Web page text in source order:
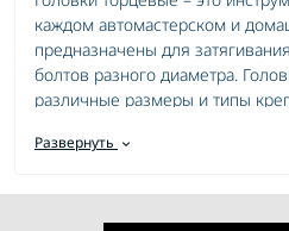
каждом автомастерском и
предназначены для
болтов разного диаметра.
различные размеры и типы
гайковертами, торцевыми
Головки тысячиев могут быть
материалов, таких как хром-
Развернуть